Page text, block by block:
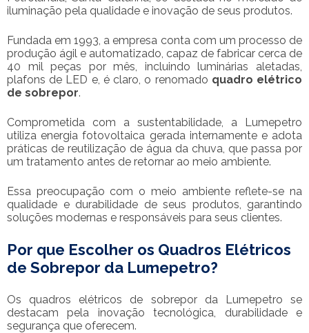
iluminação pela qualidade e inovação de seus produtos.
Fundada em 1993, a empresa conta com um processo de
produção ágil e automatizado, capaz de fabricar cerca de
40 mil peças por mês, incluindo luminárias aletadas,
plafons de LED e, é claro, o renomado quadro elétrico
de sobrepor.
Comprometida com a sustentabilidade, a Lumepetro
utiliza energia fotovoltaica gerada internamente e adota
práticas de reutilização de água da chuva, que passa por
um tratamento antes de retornar ao meio ambiente.
Essa preocupação com o meio ambiente reflete-se na
qualidade e durabilidade de seus produtos, garantindo
soluções modernas e responsáveis para seus clientes.
Por que Escolher os Quadros Elétricos
de Sobrepor da Lumepetro?
Os quadros elétricos de sobrepor da Lumepetro se
destacam pela inovação tecnológica, durabilidade e
segurança que oferecem.